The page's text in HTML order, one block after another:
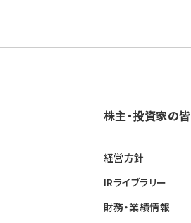
株主・投資家の
経営方針
IRライブラリー
財務・業績情報